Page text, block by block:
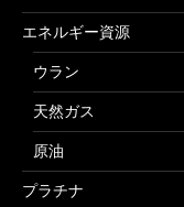
エネルギー資源
ウラン
天然ガス
原油
プラチナ